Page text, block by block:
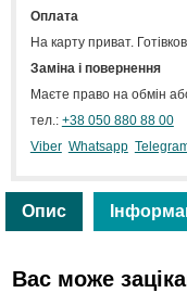
Оплата
На карту приват.
Заміна і повернення
Маєте право на обмін
тел.: +38 050 880 88 00
Viber Whatsapp
Опис
Вас може